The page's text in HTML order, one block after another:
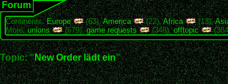
Forum
Continents:Europe (63),America (22),Africa (13),
More:unions (679),game requests (346),offtopic
Topic: "New Order lädt ein"